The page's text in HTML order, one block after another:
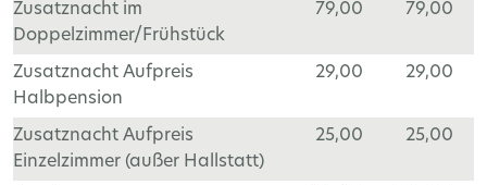
Zusatznacht im
Doppelzimmer/Frühstück
79,00 79,00
Zusatznacht Aufpreis
Halbpension
29,00 29,00
Zusatznacht Aufpreis
Einzelzimmer (außer Hallstatt)
25,00 25,00